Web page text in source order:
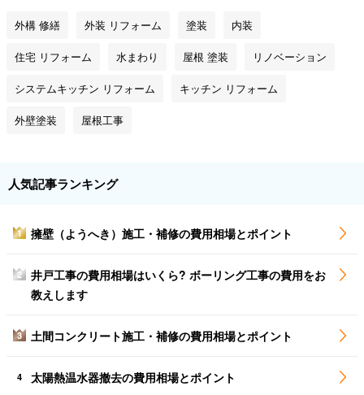
外構 修繕 外装 リフォーム 塗装 内装
住宅 リフォーム 水まわり 屋根 塗装 リノベーション
システムキッチン リフォーム キッチン リフォーム
外壁塗装 屋根工事
人気記事ランキング
1 擁壁（ようへき）施工・補修の費用相場とポイント
2
井戸工事の費用相場はいくら? ボーリング工事の費用をお
教えします
3 土間コンクリート施工・補修の費用相場とポイント
4 太陽熱温水器撤去の費用相場とポイント